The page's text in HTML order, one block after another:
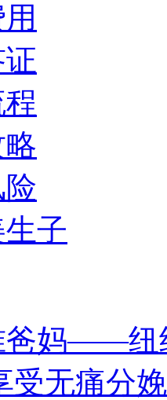
子
爸妈——纽
受无痛分娩